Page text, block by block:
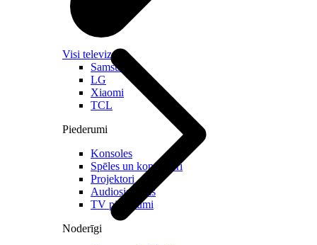
Visi televizori
Samsung
LG
Xiaomi
TCL
Piederumi
Konsoles
Spēles un kontrolieri
Projektori
Audiosistēmas
TV piederumi
Noderīgi